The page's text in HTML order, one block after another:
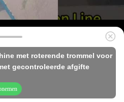
met roterende trommel voor
gecontroleerde afgifte